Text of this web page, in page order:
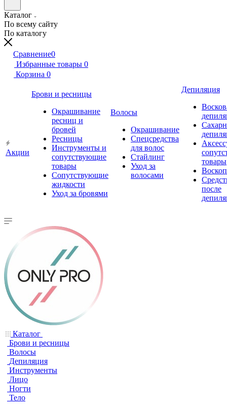
Каталог
По всему сайту
По каталогу
Сравнение0
Избранные товары 0
Корзина 0
Акции
Брови и ресницы
Окрашивание
ресниц и
бровей
Ресницы
Инструменты и
сопутствующие
товары
Сопутствующие
жидкости
Уход за бровями
Волосы
Окрашивание
Спецсредства
для волос
Стайлинг
Уход за
волосами
Депиляция
товары
после
Каталог
Брови и ресницы
Волосы
Депиляция
Инструменты
Лицо
Ногти
Тело